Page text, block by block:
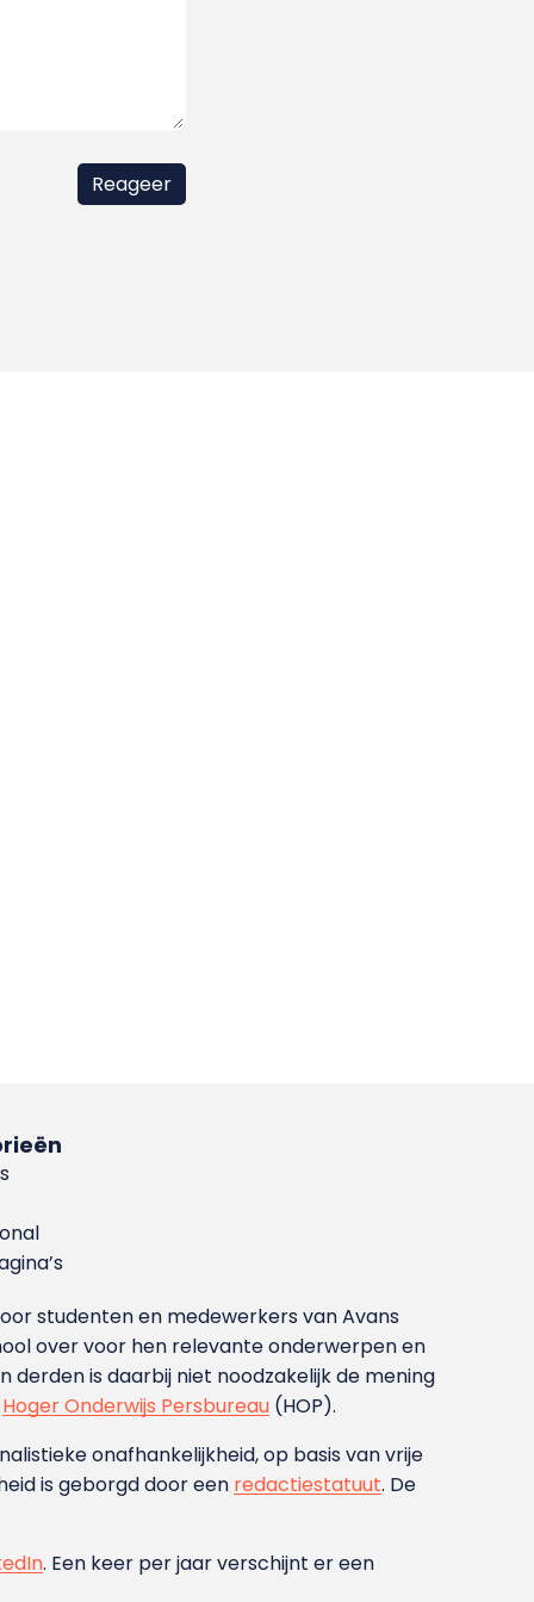
studenten en medewerkers van Avans
over voor hen relevante onderwerpen en
is daarbij niet noodzakelijk de mening
Hoger Onderwijs Persbureau (HOP).
onafhankelijkheid, op basis van vrije
is geborgd door een redactiestatuut. De
. Een keer per jaar verschijnt er een